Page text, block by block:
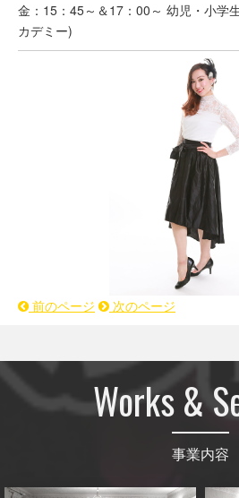
金：15：45～＆17：00～ 幼児・小学
カデミー)
前のページ 次のページ
Works &
事業内容